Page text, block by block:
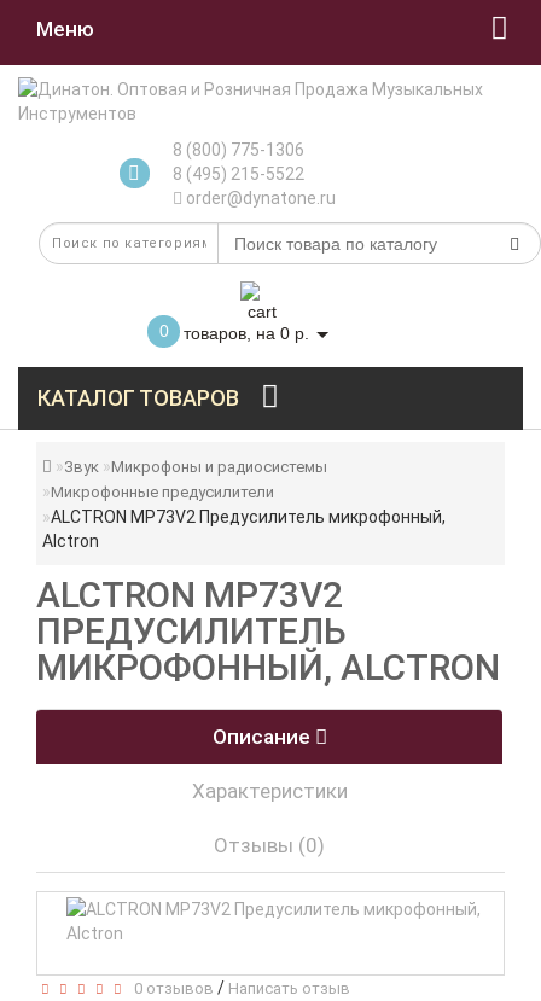
Меню
8 (800) 775-1306
8 (495) 215-5522
order@dynatone.ru
0 товаров, на 0 р.
КАТАЛОГ ТОВАРОВ
Звук
Микрофоны и радиосистемы
Микрофонные предусилители
ALCTRON MP73V2 Предусилитель микрофонный,
Alctron
ALCTRON MP73V2
ПРЕДУСИЛИТЕЛЬ
МИКРОФОННЫЙ, ALCTRON
Описание
Характеристики
Отзывы (0)
0 отзывов / Написать отзыв